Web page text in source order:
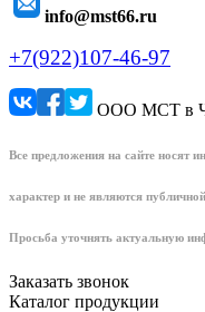
info@mst66.ru
+7(922)107-46-97
ООО МСТ в
Все предложения на сайте носят
характер и не являются
Просьба уточнять актуальную
Заказать звонок
Каталог продукции